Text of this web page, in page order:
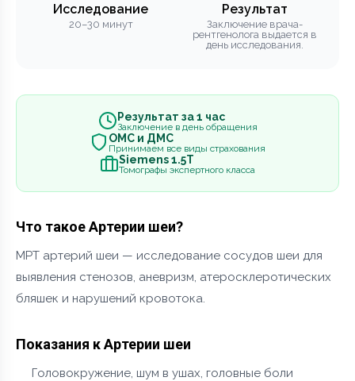
Исследование
20–30 минут
Результат
Заключение врача-
рентгенолога выдается в
день исследования.
Результат за 1 час
Заключение в день обращения
ОМС и ДМС
Принимаем все виды страхования
Siemens 1.5Т
Томографы экспертного класса
Что такое Артерии шеи?
МРТ артерий шеи — исследование сосудов шеи для
выявления стенозов, аневризм, атеросклеротических
бляшек и нарушений кровотока.
Показания к Артерии шеи
Головокружение, шум в ушах, головные боли